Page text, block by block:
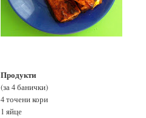
Продукти
(за 4 банички)
4 точени кори
1 яйце